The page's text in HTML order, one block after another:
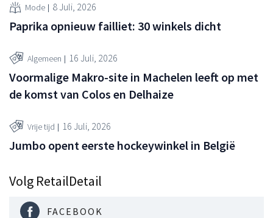
Mode 8 Juli, 2026
Paprika opnieuw failliet: 30 winkels dicht
Algemeen 16 Juli, 2026
Voormalige Makro-site in Machelen leeft op met
de komst van Colos en Delhaize
Vrije tijd 16 Juli, 2026
Jumbo opent eerste hockeywinkel in België
Volg RetailDetail
FACEBOOK